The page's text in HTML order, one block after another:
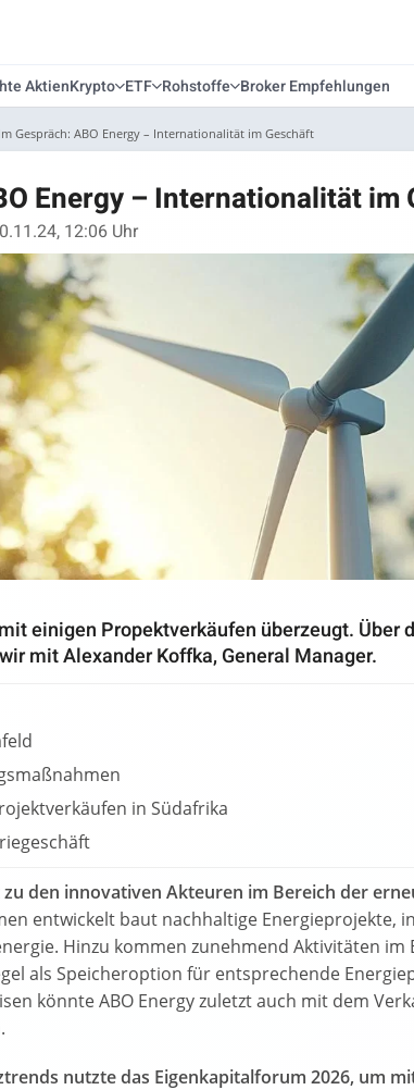
AktienKrypto ETF Rohstoffe Broker Empfehlungen
Im Gespräch: ABO Energy – Internationalität im Geschäft
Energy – Internationalität im
12:06 Uhr
einigen Propektverkäufen überzeugt. Über
mit Alexander Koffka, General Manager.
in Südafrika
zu den innovativen Akteuren im Bereich der
entwickelt baut nachhaltige Energieprojekte,
Hinzu kommen zunehmend Aktivitäten im
als Speicheroption für entsprechende
könnte ABO Energy zuletzt auch mit dem
nutzte das Eigenkapitalforum 2026, um